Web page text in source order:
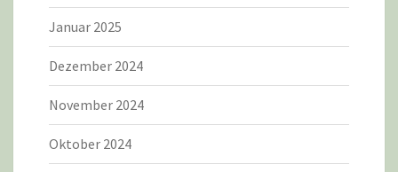
Januar 2025
Dezember 2024
November 2024
Oktober 2024